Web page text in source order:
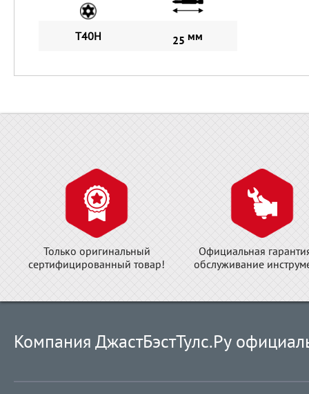
T40Н 25 мм
Только оригинальный
сертифицированный товар!
Официальная
обслуживание
Компания ДжастБэстТулс.Ру